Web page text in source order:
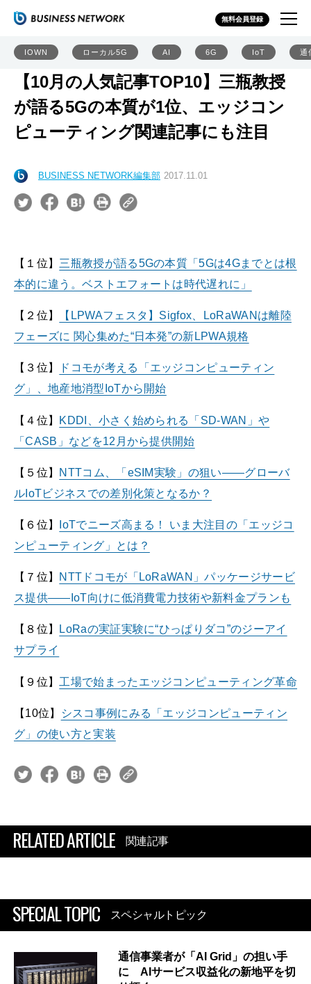
無料会員登録
IOWN ローカル5G AI 6G IoT 通
【10月の人気記事TOP10】三瓶教授
が語る5Gの本質が1位、エッジコン
ピューティング関連記事にも注目
BUSINESS NETWORK編集部 2017.11.01
【１位】 三瓶教授が語る5Gの本質「5Gは4Gまでとは根
本的に違う。ベストエフォートは時代遅れに」
【２位】
【LPWAフェスタ】Sigfox、LoRaWANは離陸
フェーズに 関心集めた“日本発”の新LPWA規格
【３位】
ドコモが考える「エッジコンピューティン
グ」、地産地消型IoTから開始
【４位】
KDDI、小さく始められる「SD-WAN」や
「CASB」などを12月から提供開始
【５位】
NTTコム、「eSIM実験」の狙い――グローバ
ルIoTビジネスでの差別化策となるか？
【６位】
IoTでニーズ高まる！ いま大注目の「エッジコ
ンピューティング」とは？
【７位】
NTTドコモが「LoRaWAN」パッケージサービ
ス提供――IoT向けに低消費電力技術や新料金プランも
【８位】
LoRaの実証実験に“ひっぱりダコ”のジーアイ
サプライ
【９位】 工場で始まったエッジコンピューティング革命
【10位】
シスコ事例にみる「エッジコンピューティン
グ」の使い方と実装
RELATED ARTICLE 関連記事
SPECIAL TOPIC スペシャルトピック
通信事業者が「AI Grid」の担い手
に AIサービス収益化の新地平を切